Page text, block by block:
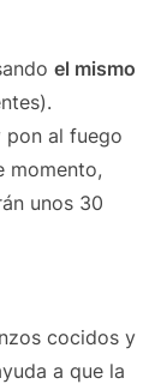
el mismo
pon al fuego
momento,
unos 30
cocidos y
a que la